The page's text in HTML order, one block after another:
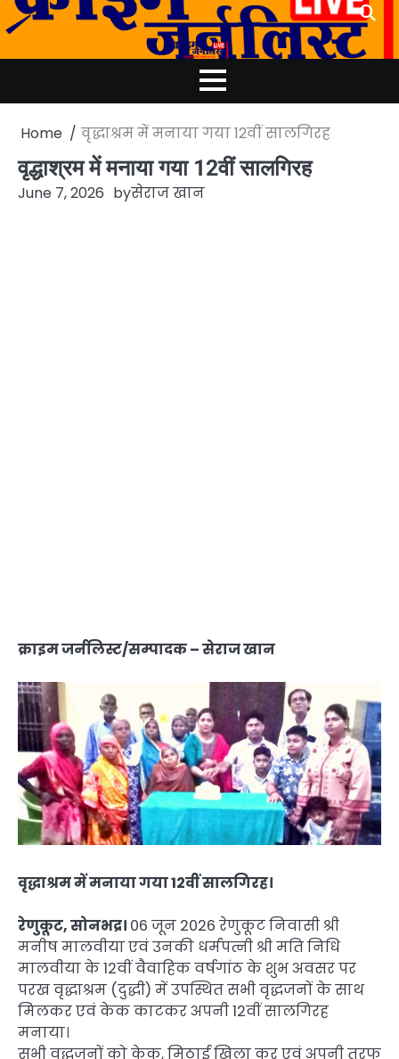
Skip
to
Home वृद्धाश्रम में मनाया गया 12वीं सालगिरह
वृद्धाश्रम में मनाया गया 12वीं सालगिरह
June 7, 2026 byसेराज खान
क्राइम जर्नलिस्ट/सम्पादक – सेराज खान
वृद्धाश्रम में मनाया गया 12वीं सालगिरह।
रेणुकूट, सोनभद्र। 06 जून 2026 रेणुकूट निवासी श्री
मनीष मालवीया एवं उनकी धर्मपत्नी श्री मति निधि
मालवीया के 12वीं वैवाहिक वर्षगांठ के शुभ अवसर पर
परख वृद्धाश्रम (दुद्धी) में उपस्थित सभी वृद्धजनों के साथ
मिलकर एवं केक काटकर अपनी 12वीं सालगिरह
मनाया।
सभी वृद्धजनों को केक, मिठाई खिला कर एवं अपनी तरफ